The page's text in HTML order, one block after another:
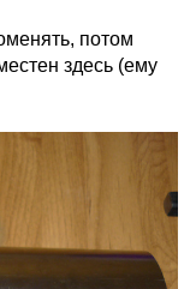
потом
здесь (ему